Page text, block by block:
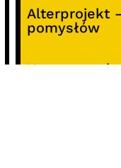
Alterprojekt
pomysłów
Koncert z